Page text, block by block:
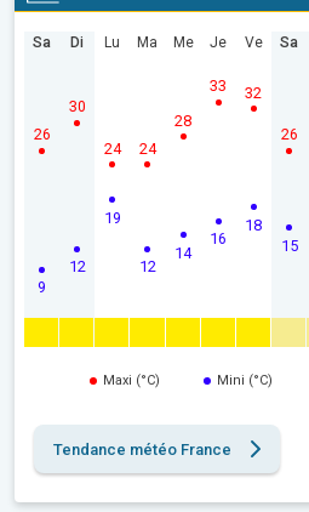
Sa
9
26
Di
12
30
Lu
19
24
Ma
12
24
Me
14
28
Je
16
33
Ve
18
32
Sa
15
26
Maxi (°C) Mini (°C)
Tendance météo France